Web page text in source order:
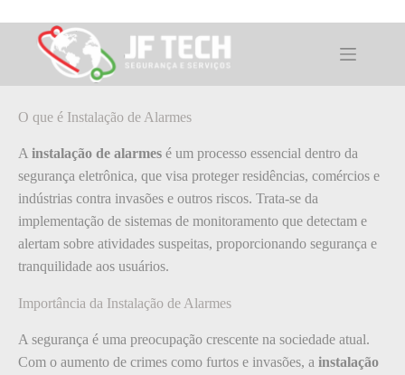
para
conteúdoO que é Instalação de Alarmes
O que é Instalação de Alarmes
A instalação de alarmes é um processo essencial dentro da
segurança eletrônica, que visa proteger residências, comércios e
indústrias contra invasões e outros riscos. Trata-se da
implementação de sistemas de monitoramento que detectam e
alertam sobre atividades suspeitas, proporcionando segurança e
tranquilidade aos usuários.
Importância da Instalação de Alarmes
A segurança é uma preocupação crescente na sociedade atual.
Com o aumento de crimes como furtos e invasões, a instalação